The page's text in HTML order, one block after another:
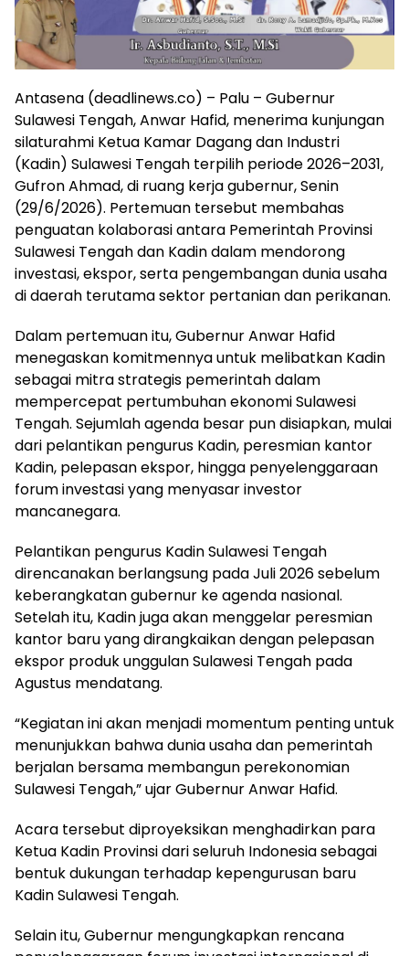
Antasena (deadlinews.co) – Palu – Gubernur
Sulawesi Tengah, Anwar Hafid, menerima kunjungan
silaturahmi Ketua Kamar Dagang dan Industri
(Kadin) Sulawesi Tengah terpilih periode 2026–2031,
Gufron Ahmad, di ruang kerja gubernur, Senin
(29/6/2026). Pertemuan tersebut membahas
penguatan kolaborasi antara Pemerintah Provinsi
Sulawesi Tengah dan Kadin dalam mendorong
investasi, ekspor, serta pengembangan dunia usaha
di daerah terutama sektor pertanian dan perikanan.
Dalam pertemuan itu, Gubernur Anwar Hafid
menegaskan komitmennya untuk melibatkan Kadin
sebagai mitra strategis pemerintah dalam
mempercepat pertumbuhan ekonomi Sulawesi
Tengah. Sejumlah agenda besar pun disiapkan, mulai
dari pelantikan pengurus Kadin, peresmian kantor
Kadin, pelepasan ekspor, hingga penyelenggaraan
forum investasi yang menyasar investor
mancanegara.
Pelantikan pengurus Kadin Sulawesi Tengah
direncanakan berlangsung pada Juli 2026 sebelum
keberangkatan gubernur ke agenda nasional.
Setelah itu, Kadin juga akan menggelar peresmian
kantor baru yang dirangkaikan dengan pelepasan
ekspor produk unggulan Sulawesi Tengah pada
Agustus mendatang.
“Kegiatan ini akan menjadi momentum penting untuk
menunjukkan bahwa dunia usaha dan pemerintah
berjalan bersama membangun perekonomian
Sulawesi Tengah,” ujar Gubernur Anwar Hafid.
Acara tersebut diproyeksikan menghadirkan para
Ketua Kadin Provinsi dari seluruh Indonesia sebagai
bentuk dukungan terhadap kepengurusan baru
Kadin Sulawesi Tengah.
Selain itu, Gubernur mengungkapkan rencana